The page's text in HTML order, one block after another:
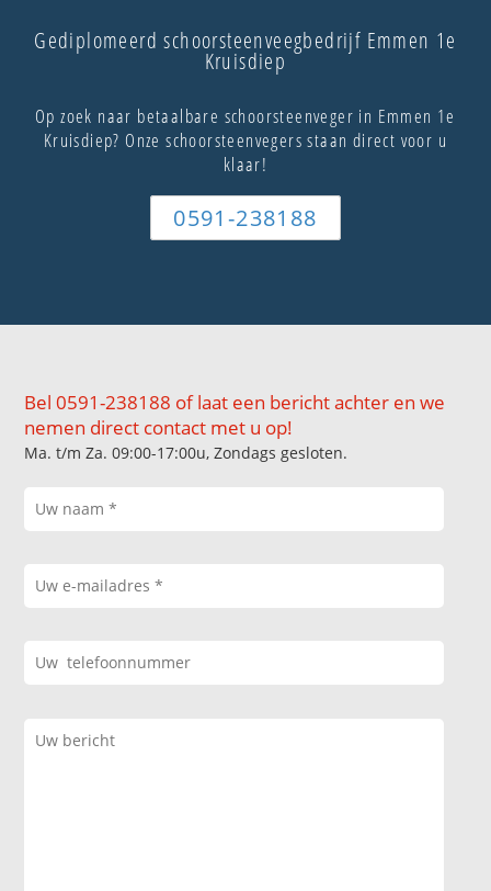
Gediplomeerd schoorsteenveegbedrijf Emmen 1e
Kruisdiep
Op zoek naar betaalbare schoorsteenveger in Emmen 1e
Kruisdiep? Onze schoorsteenvegers staan direct voor u
klaar!
0591-238188
Bel 0591-238188 of laat een bericht achter en we
nemen direct contact met u op!
Ma. t/m Za. 09:00-17:00u, Zondags gesloten.